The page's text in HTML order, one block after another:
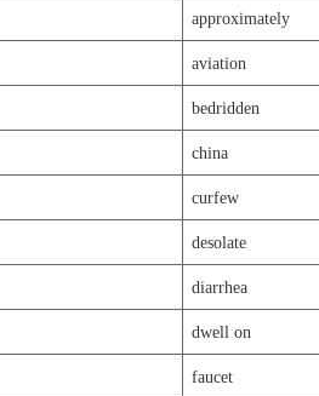
approximately
aviation
bedridden
china
curfew
desolate
diarrhea
dwell on
faucet